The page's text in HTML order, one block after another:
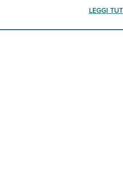
LEGGI